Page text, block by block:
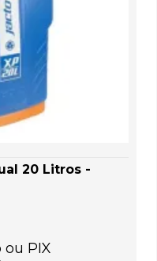
20 Litros -
ou PIX